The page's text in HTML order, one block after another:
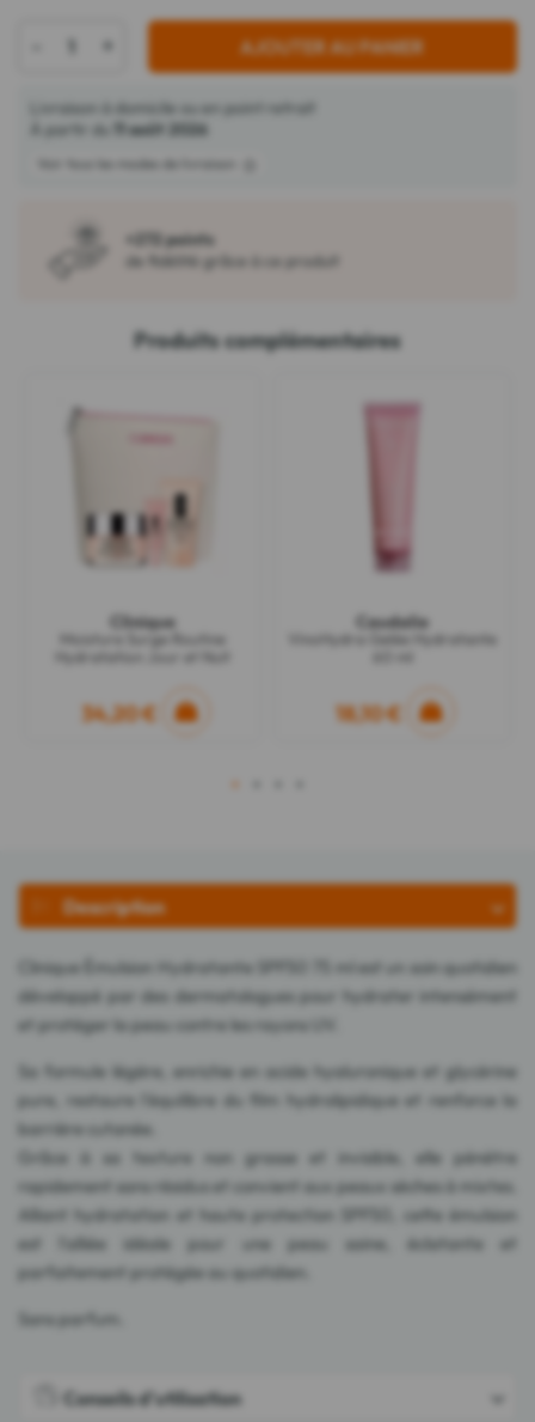
+ AJOUTER AU PANIER
Livraison à domicile ou en point retrait
À partir du
11 août 2026
Voir tous les modes de livraison
+272 points
de fidélité grâce à ce produit
Produits complémentaires
Clinique
Moisture Surge Routine
34,20 €
Caudalie
VinoHydra Gelée Hydratante
18,10 €
1
Description
Clinique Émulsion Hydratante SPF50 75 ml est un soin quotidien
développé par des dermatologues pour hydrater intensément
et protéger la peau contre les rayons UV.
Sa formule légère, enrichie en acide hyaluronique et glycérine
pure, restaure l'équilibre du film hydrolipidique et renforce la
barrière cutanée.
Grâce à sa texture non grasse et invisible, elle pénètre
rapidement sans résidus et convient aux peaux sèches à mixtes.
Alliant hydratation et haute protection SPF50, cette émulsion
est l'alliée idéale pour une peau saine, éclatante et
parfaitement protégée au quotidien.
Sans parfum.
Conseils d'utilisation